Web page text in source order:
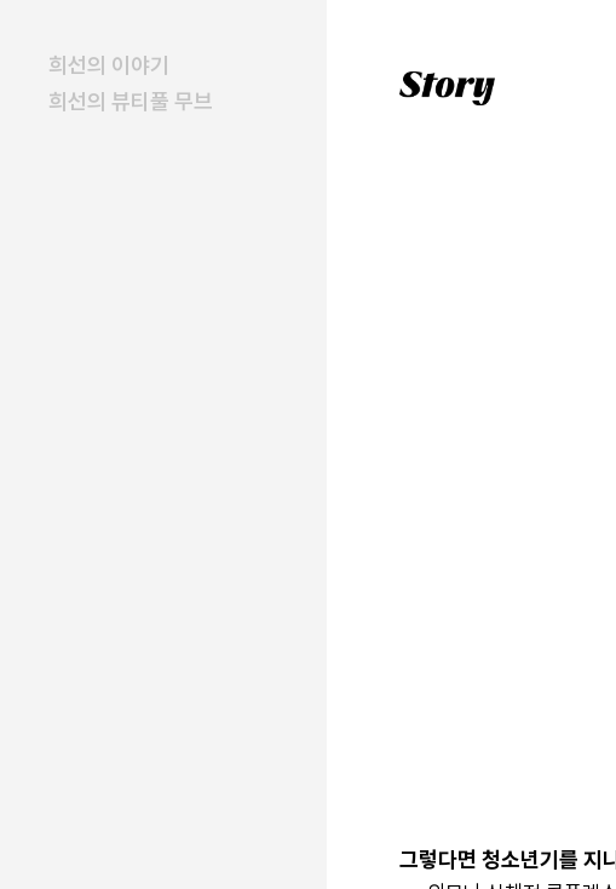
희선의 이야기
희선의 뷰티풀 무브
콘텐츠 크리에이터를
그렇다면 청소년기를 지